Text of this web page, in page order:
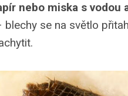
nebo miska s vodou
blechy se na světlo